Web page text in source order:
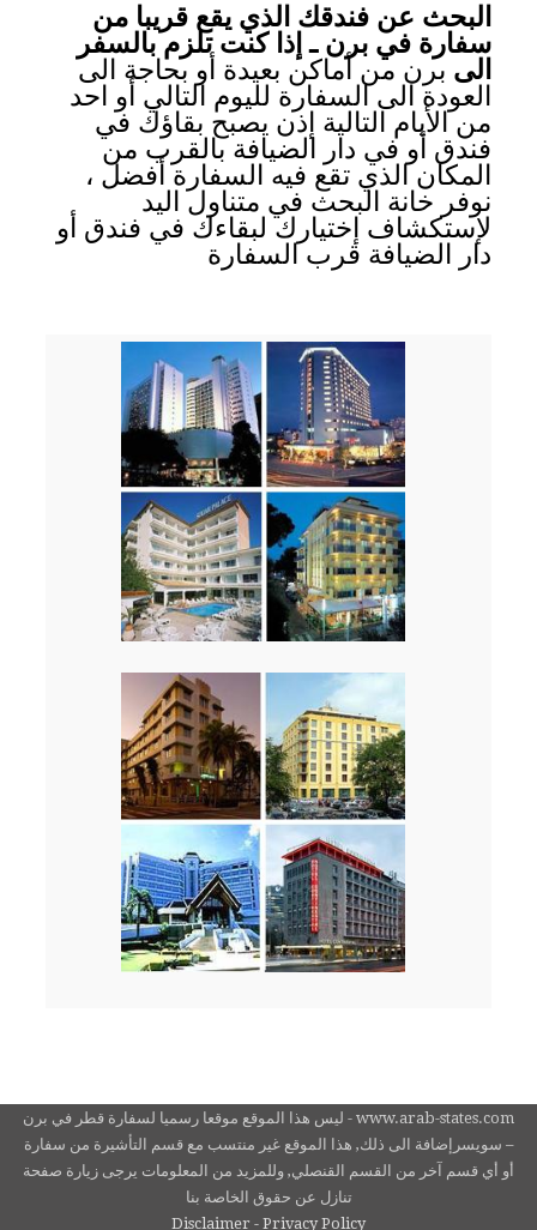
البحث عن فندقك الذي يقع قريبا من
سفارة في برن ـ إذا كنت تلزم بالسفر
الى برن من أماكن بعيدة أو بحاجة الى
العودة الى السفارة لليوم التالي أو احد
من الأيام التالية إذن يصبح بقاؤك في
فندق أو في دار الضيافة بالقرب من
المكان الذي تقع فيه السفارة أفضل ،
نوفر خانة البحث في متناول اليد
لإستكشاف إختيارك لبقاءك في فندق أو
دار الضيافة قرب السفارة
www.arab-states.com - ليس هذا الموقع موقعا رسميا لسفارة قطر في برن
– سويسرإضافة الى ذلك, هذا الموقع غير منتسب مع قسم التأشيرة من سفارة
أو أي قسم آخر من القسم القنصلي, وللمزيد من المعلومات يرجى زيارة صفحة
تنازل عن حقوق الخاصة بنا
Disclaimer - Privacy Policy